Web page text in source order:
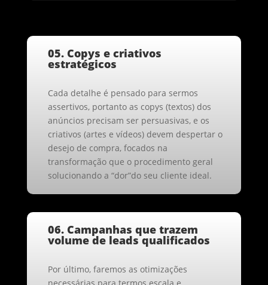
05. Copys e criativos
estratégicos
Cada detalhe é pensado para sermos
assertivos, portanto as copys (textos) dos
anúncios precisam ser persuasivas, e os
criativos (artes e vídeos) devem despertar o
desejo de compra, focados na
transformação que o procedimento geral
solucionando a “dor”do seu cliente ideal.
06. Campanhas que trazem
volume de leads qualificados
Por último, faremos as otimizações